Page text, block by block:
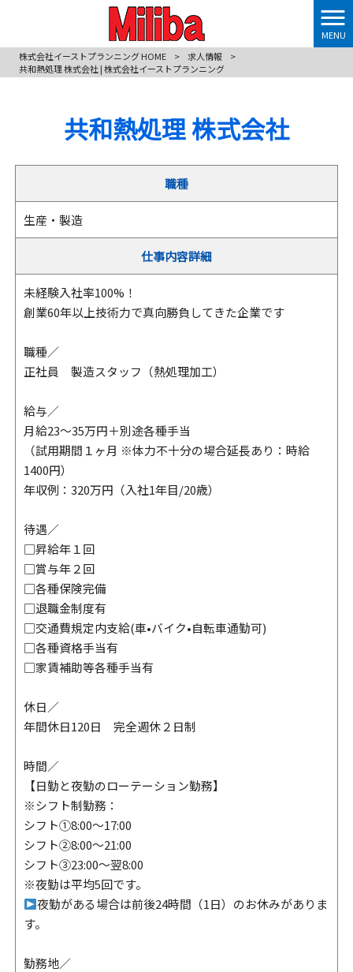
MENU
株式会社イーストプランニング HOME
> 求人情報
>
共和熱処理 株式会社 | 株式会社イーストプランニング
共和熱処理 株式会社
職種
生産・製造
仕事内容詳細
未経験入社率100%！
創業60年以上技術力で真向勝負してきた企業です
職種／
正社員 製造スタッフ（熱処理加工）
給与／
月給23～35万円＋別途各種手当
（試用期間１ヶ月 ※体力不十分の場合延長あり：時給
1400円）
年収例：320万円（入社1年目/20歳）
待遇／
□昇給年１回
□賞与年２回
□各種保険完備
□退職金制度有
□交通費規定内支給(車•バイク•自転車通勤可)
□各種資格手当有
□家賃補助等各種手当有
休日／
年間休日120日 完全週休２日制
時間／
【日勤と夜勤のローテーション勤務】
※シフト制勤務：
シフト①8:00～17:00
シフト②8:00～21:00
シフト③23:00～翌8:00
※夜勤は平均5回です。
夜勤がある場合は前後24時間（1日）のお休みがありま
す。
勤務地／